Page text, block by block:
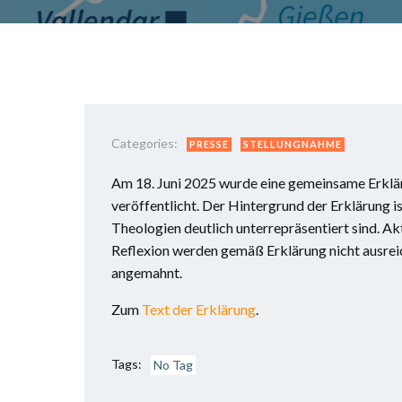
Categories: PRESSE STELLUNGNAHME
Am 18. Juni 2025 wurde eine gemeinsame
veröffentlicht. Der Hintergrund der Erklärung
Theologien deutlich unterrepräsentiert sind.
Reflexion werden gemäß Erklärung nicht
angemahnt.
Zum Text der Erklärung.
Tags: No Tag